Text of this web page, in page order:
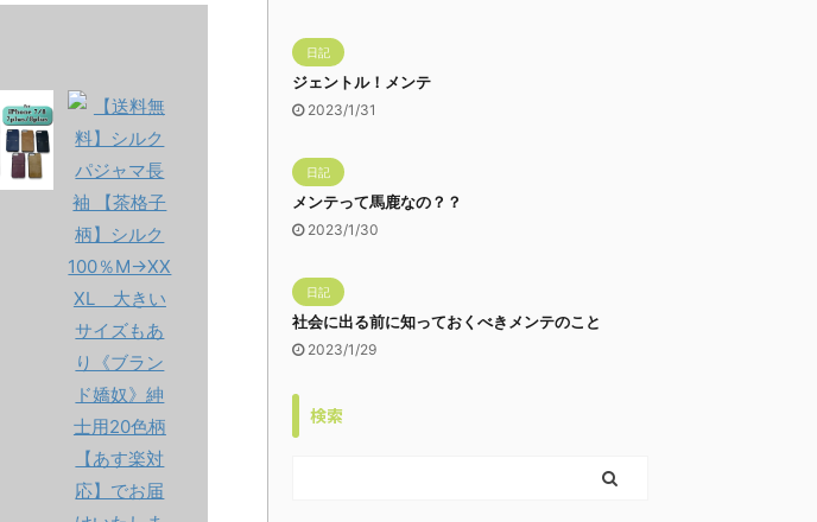
日記
ジェントル！メンテ
2023/1/31
日記
メンテって馬鹿なの？？
2023/1/30
日記
社会に出る前に知っておくべきメンテのこと
2023/1/29
検索